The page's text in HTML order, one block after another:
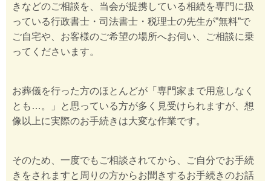
きなどのご相談を、当会が提携している相続を専門に扱
っている行政書士・司法書士・税理士の先生が”無料”で
ご自宅や、お客様のご希望の場所へお伺い、ご相談に乗
ってくださいます。
お葬儀を行った方のほとんどが「専門家まで用意しなく
とも…。」と思っている方が多く見受けられますが、想
像以上に実際のお手続きは大変な作業です。
そのため、一度でもご相談されてから、ご自分でお手続
きをされますと周りの方からお聞きするお手続きのお話